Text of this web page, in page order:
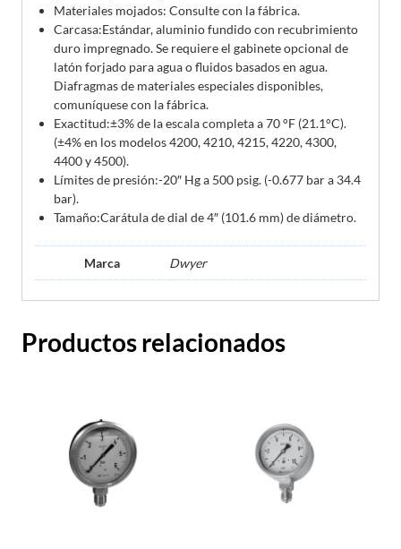
Materiales mojados: Consulte con la fábrica.
Carcasa:Estándar, aluminio fundido con recubrimiento
duro impregnado. Se requiere el gabinete opcional de
latón forjado para agua o fluidos basados en agua.
Diafragmas de materiales especiales disponibles,
comuníquese con la fábrica.
Exactitud:±3% de la escala completa a 70 °F (21.1°C).
(±4% en los modelos 4200, 4210, 4215, 4220, 4300,
4400 y 4500).
Límites de presión:-20″ Hg a 500 psig. (-0.677 bar a 34.4
bar).
Tamaño:Carátula de dial de 4″ (101.6 mm) de diámetro.
Marca Dwyer
Productos relacionados